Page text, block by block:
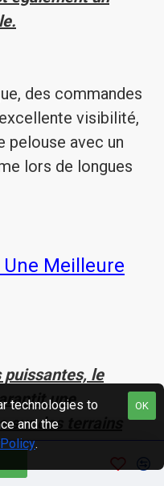
des commandes
visibilité,
pelouse avec un
lors de longues
Meilleure
puissantes, le
une
des terrains
OK
technologies to
and the
.